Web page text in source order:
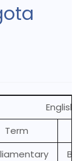
English
Term